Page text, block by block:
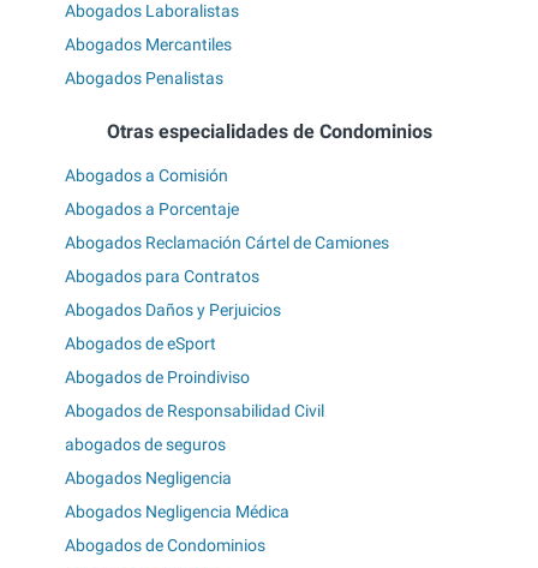
Abogados Laboralistas
Abogados Mercantiles
Abogados Penalistas
Otras especialidades de Condominios
Abogados a Comisión
Abogados a Porcentaje
Abogados Reclamación Cártel de Camiones
Abogados para Contratos
Abogados Daños y Perjuicios
Abogados de eSport
Abogados de Proindiviso
Abogados de Responsabilidad Civil
abogados de seguros
Abogados Negligencia
Abogados Negligencia Médica
Abogados de Condominios